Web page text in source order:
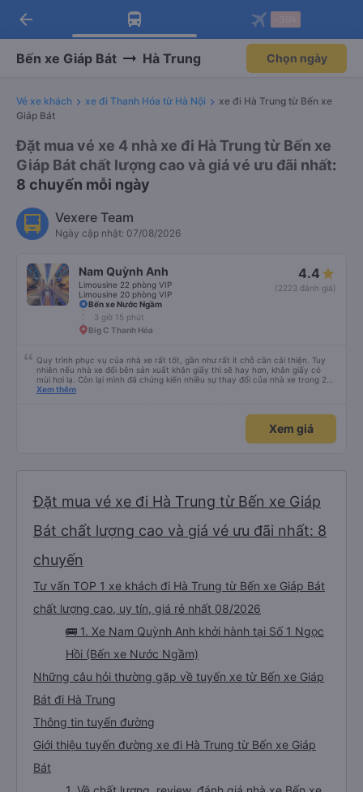
Tải app Vexere ngay!
Nhận ưu đãi thành viên độc
Mở app
Tải app Vexere
-30k/ghế khi đặt vé máy bay qua
Mở app
arrow_back
Bến xe Giáp Bát Hà Trung Chọn ngày
Vé xe khách xe đi Thanh Hóa từ Hà Nội
xe đi Hà Trung từ Bến xe
Giáp Bát
Đặt mua vé xe 4 nhà xe đi Hà Trung từ Bến xe
Giáp Bát chất lượng cao và giá vé ưu đãi nhất:
8 chuyến mỗi ngày
Vexere Team
Ngày cập nhật: 07/08/2026
Nam Quỳnh Anh
Limousine 22 phòng VIP
Limousine 20 phòng VIP
4.4
(2223 đánh giá)
Bến xe Nước Ngầm
3 giờ 15 phút
Big C Thanh Hóa
Quy trình phục vụ của nhà xe rất tốt, gần như rất ít chỗ cần cải thiện. Tuy
nhiên nếu nhà xe đổi bên sản xuất khăn giấy thì sẽ hay hơn, khăn giấy có
mùi hơi lạ. Còn lại mình đã chứng kiến nhiều sự thay đổi của nhà xe trong 2
tháng vừa rồi: tài xế và phụ xe ngày càng thân thiện, quy trình phục vụ rõ
Xem thêm
Xem giá
Đặt mua vé xe đi Hà Trung từ Bến xe Giáp
Bát chất lượng cao và giá vé ưu đãi nhất: 8
chuyến
Tư vấn TOP 1 xe khách đi Hà Trung từ Bến xe Giáp Bát
chất lượng cao, uy tín, giá rẻ nhất 08/2026
🚌 1. Xe Nam Quỳnh Anh khởi hành tại Số 1 Ngọc
Hồi (Bến xe Nước Ngầm)
Những câu hỏi thường gặp về tuyến xe từ Bến xe Giáp
Bát đi Hà Trung
Thông tin tuyến đường
Giới thiệu tuyến đường xe đi Hà Trung từ Bến xe Giáp
Bát